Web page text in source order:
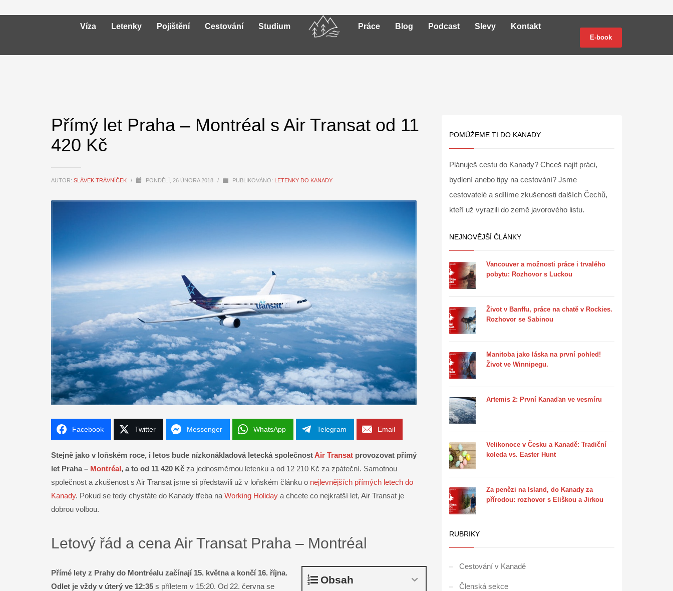
Víza Letenky Pojištění Cestování Studium Práce Blog Podcast Slevy Kontakt
E-book
Přímý let Praha – Montréal s Air Transat od 11
420 Kč
AUTOR: SLÁVEK TRÁVNÍČEK / PONDĚLÍ, 26 ÚNORA 2018 / PUBLIKOVÁNO: LETENKY DO KANADY
Facebook Twitter Messenger WhatsApp Telegram Email
Facebook
LinkedIn
Telegram
Stejně jako v loňském roce, i letos bude nízkonákladová letecká společnostAir Transat provozovat přímý
let Praha – Montréal, a to od 11 420 Kč za jednosměrnou letenku a od 12 210 Kč za zpáteční. Samotnou
společnost a zkušenost s Air Transat jsme si představili už v loňském článku o nejlevnějších přímých letech do
Kanady. Pokud se tedy chystáte do Kanady třeba na Working Holiday a chcete co nejkratší let, Air Transat je
dobrou volbou.
Letový řád a cena Air Transat Praha – Montréal
Obsah
Přímé lety z Prahy do Montréalu začínají 15. května a končí 16. října.
Odlet je vždy v úterý ve 12:35 s příletem v 15:20. Od 22. června se
POMŮŽEME TI DO KANADY
Plánuješ cestu do Kanady? Chceš najít práci,
bydlení anebo tipy na cestování? Jsme
cestovatelé a sdílíme zkušenosti dalších Čechů,
kteří už vyrazili do země javorového listu.
NEJNOVĚJŠÍ ČLÁNKY
Vancouver a možnosti práce i trvalého
pobytu: Rozhovor s Luckou
Život v Banffu, práce na chatě v Rockies.
Rozhovor se Sabinou
Manitoba jako láska na první pohled!
Život ve Winnipegu.
Artemis 2: První Kanaďan ve vesmíru
Velikonoce v Česku a Kanadě: Tradiční
koleda vs. Easter Hunt
Za penězi na Island, do Kanady za
přírodou: rozhovor s Eliškou a Jirkou
RUBRIKY
Cestování v Kanadě
Členská sekce